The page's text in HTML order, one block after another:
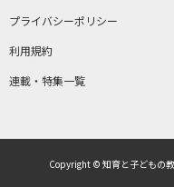
プライバシーポリシー
利用規約
連載・特集一覧
Copyright © 知育と子どもの